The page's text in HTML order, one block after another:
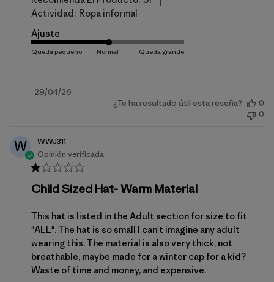
Actividad: Ropa informal
Ajuste
Fecha
29/04/26
¿Te ha resultado útil esta reseña?
0
0
W
WWJ311
Opinión verificada
Child Sized Hat- Warm Material
This hat is listed in the Adult section for size to fit
"ALL". The hat is so small I can't imagine any adult
wearing this. The material is also very thick, not
breathable, maybe made for a winter cap for a kid?
Waste of time and money, and expensive.